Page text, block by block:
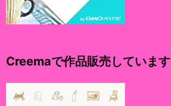
Creemaで作品販売しています